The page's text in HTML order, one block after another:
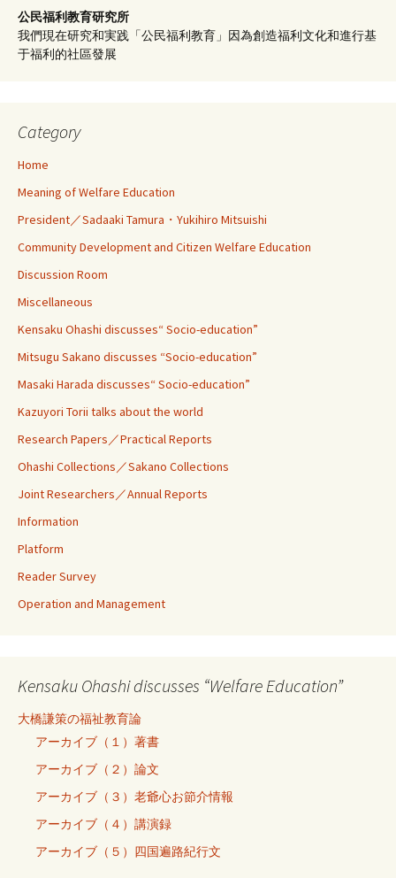
公民福利教育研究所
我們現在研究和実践「公民福利教育」因為創造福利文化和進行基
于福利的社區發展
Category
Home
Meaning of Welfare Education
President／Sadaaki Tamura・Yukihiro Mitsuishi
Community Development and Citizen Welfare Education
Discussion Room
Miscellaneous
Kensaku Ohashi discusses“ Socio-education”
Mitsugu Sakano discusses “Socio-education”
Masaki Harada discusses“ Socio-education”
Kazuyori Torii talks about the world
Research Papers／Practical Reports
Ohashi Collections／Sakano Collections
Joint Researchers／Annual Reports
Information
Platform
Reader Survey
Operation and Management
Kensaku Ohashi discusses “Welfare Education”
大橋謙策の福祉教育論
アーカイブ（１）著書
アーカイブ（２）論文
アーカイブ（３）老爺心お節介情報
アーカイブ（４）講演録
アーカイブ（５）四国遍路紀行文